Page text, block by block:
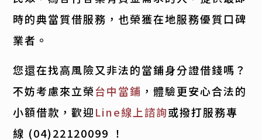
時的典當質借服務，也榮獲在地服務優質口碑
業者。
您還在找高風險又非法的當鋪身分證借錢嗎？
不妨考慮來立榮台中當鋪 ，體驗更安心合法的
小額借款，歡迎Line線上諮詢或撥打服務專
線 (04)22120099 ！